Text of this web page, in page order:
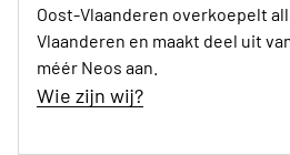
Oost-Vlaanderen overkoepelt
Vlaanderen en maakt deel uit
méér Neos aan.
Wie zijn wij?